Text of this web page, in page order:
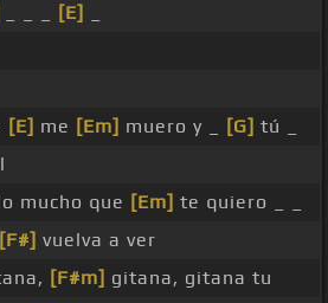
[E]
[E] me [Em] muero y _ [G] tú _
mucho que [Em] te quiero _ _
[F#] vuelva a ver
[F#m] gitana, gitana tu